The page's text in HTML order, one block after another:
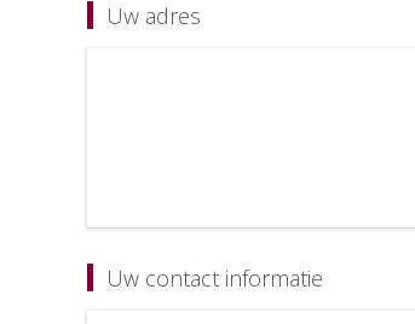
Uw adres
Uw contact informatie